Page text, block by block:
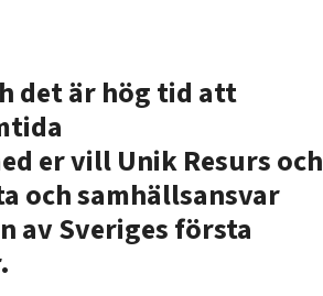
det är hög tid att
er vill Unik Resurs och
och samhällsansvar
av Sveriges första